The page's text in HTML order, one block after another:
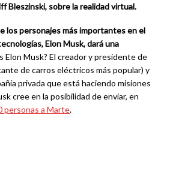
Bleszinski, sobre la realidad virtual.
los personajes más importantes en el
Elon Musk, dará una
Elon Musk? El creador y presidente de
de carros eléctricos más popular) y
privada que está haciendo misiones
cree en la posibilidad de enviar, en
personas a Marte.